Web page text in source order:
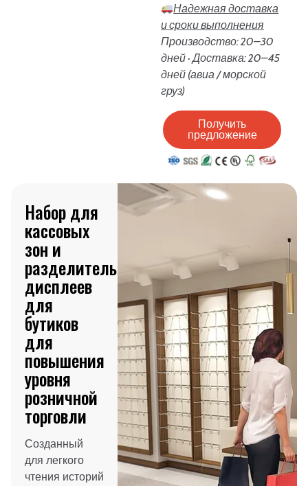
Надежная доставка
и сроки выполнения
Производство: 20–30
дней · Доставка: 20–45
дней (авиа / морской
груз)
Получить
предложение
Набор для
кассовых
зон и
разделительных
дисплеев
для
бутиков
для
повышения
уровня
розничной
торговли
Созданный
для легкого
чтения историй